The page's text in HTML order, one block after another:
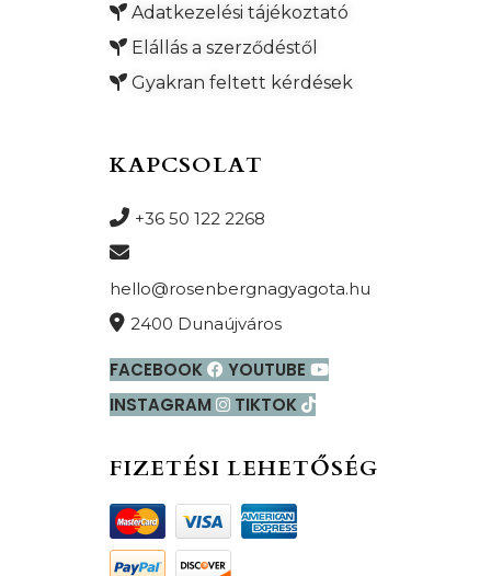
Adatkezelési tájékoztató
Elállás a szerződéstől
Gyakran feltett kérdések
KAPCSOLAT
+36 50 122 2268
hello@rosenbergnagyagota.hu
2400 Dunaújváros
FACEBOOK
YOUTUBE
INSTAGRAM
TIKTOK
FIZETÉSI LEHETŐSÉG